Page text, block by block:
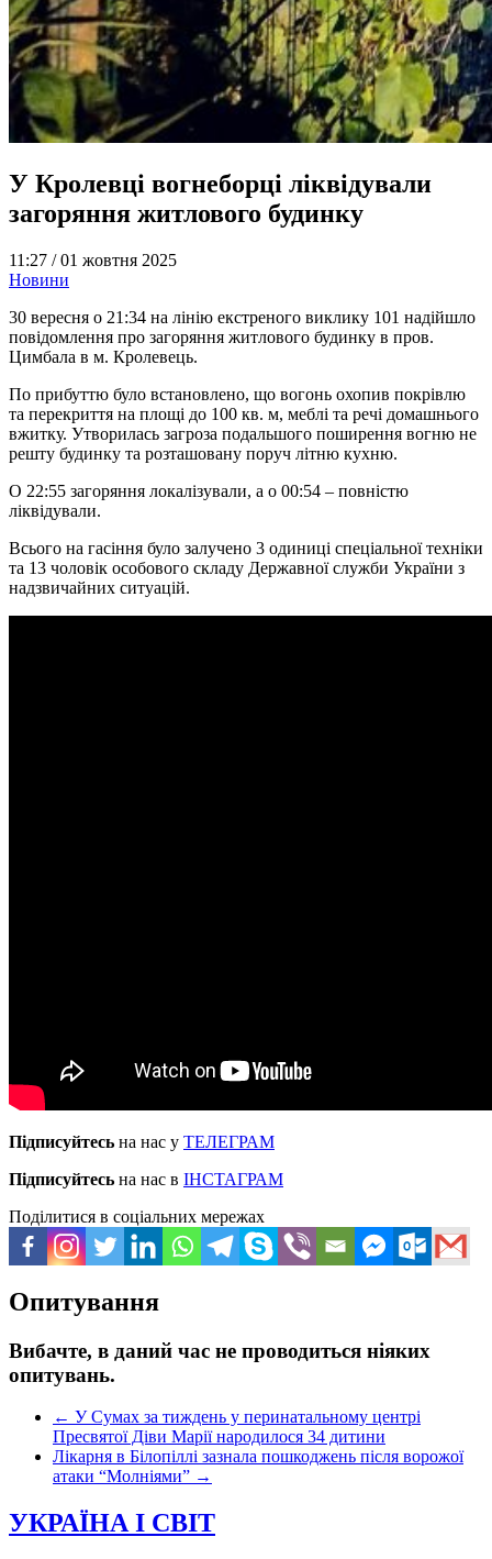
У Кролевці вогнеборці ліквідували
загоряння житлового будинку
11:27 /01 жовтня 2025
Новини
30 вересня о 21:34 на лінію екстреного виклику 101 надійшло
повідомлення про загоряння житлового будинку в пров.
Цимбала в м. Кролевець.
По прибуттю було встановлено, що вогонь охопив покрівлю
та перекриття на площі до 100 кв. м, меблі та речі домашнього
вжитку. Утворилась загроза подальшого поширення вогню не
решту будинку та розташовану поруч літню кухню.
О 22:55 загоряння локалізували, а о 00:54 – повністю
ліквідували.
Всього на гасіння було залучено 3 одиниці спеціальної техніки
та 13 чоловік особового складу Державної служби України з
надзвичайних ситуацій.
Підписуйтесь на нас у ТЕЛЕГРАМ
Підписуйтесь на нас в ІНСТАГРАМ
Поділитися в соціальних мережах
Опитування
Вибачте, в даний час не проводиться ніяких
опитувань.
← У Сумах за тиждень у перинатальному центрі
Пресвятої Діви Марії народилося 34 дитини
Лікарня в Білопіллі зазнала пошкоджень після ворожої
атаки “Молніями” →
УКРАЇНА І СВІТ